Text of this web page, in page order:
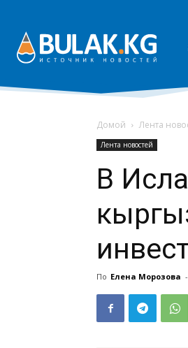
Домой Лента
Лента новостей
В
По Елена Морозова -